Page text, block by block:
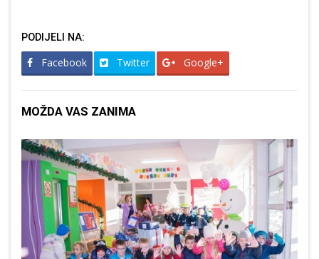
PODIJELI NA:
Facebook Twitter Google+
MOŽDA VAS ZANIMA